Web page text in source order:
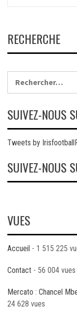
RECHERCHE
SUIVEZ-NOUS
Tweets by
SUIVEZ-NOUS
VUES
Accueil - 1 515 225
Contact - 56 004 vues
Mercato : Chancel
24 628 vues